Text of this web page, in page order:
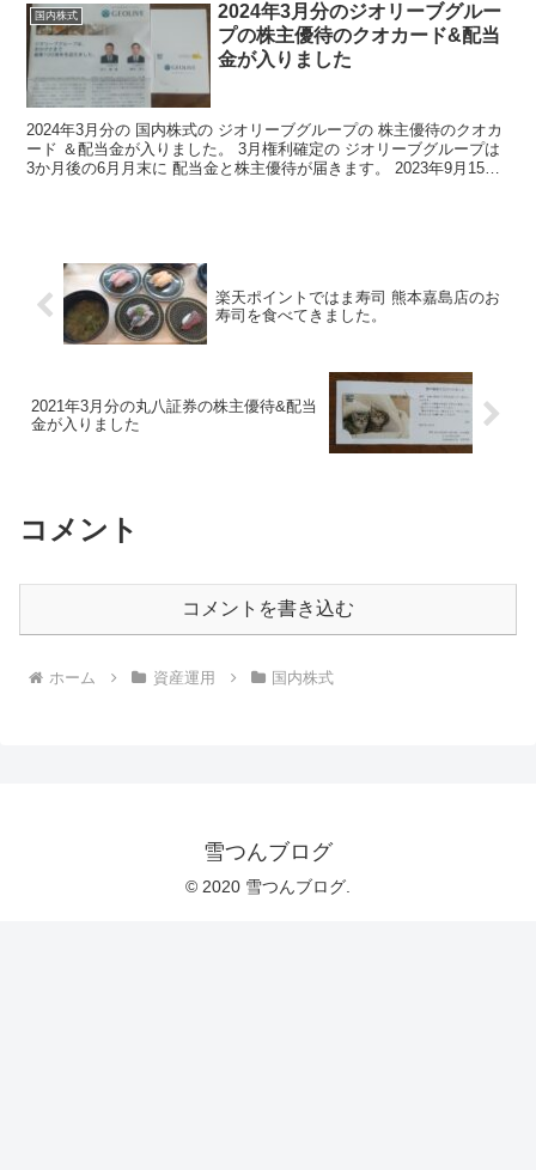
国内株式
2024年3月分のジオリーブグルー
プの株主優待のクオカード&配当
金が入りました
2024年3月分の 国内株式の ジオリーブグループの 株主優待のクオカ
ード ＆配当金が入りました。 3月権利確定の ジオリーブグループは
3か月後の6月月末に 配当金と株主優待が届きます。 2023年9月15日
楽天ポイントではま寿司 熊本嘉島店のお
寿司を食べてきました。
2021年3月分の丸八証券の株主優待&配当
金が入りました
コメント
コメントを書き込む
ホーム 資産運用 国内株式
雪つんブログ
© 2020 雪つんブログ.